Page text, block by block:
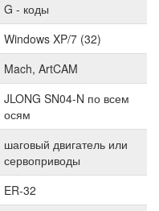
G - коды
Windows XP/7 (32)
Mach, ArtCAM
JLONG SN04-N по всем
осям
шаговый двигатель или
сервоприводы
ER-32